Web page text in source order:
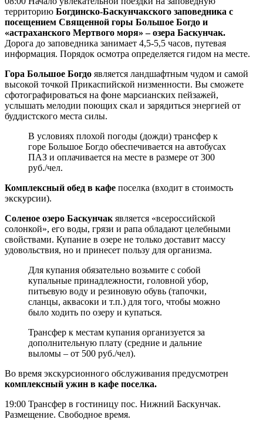
территорию Богдинско-Баскунчакского заповедника с
посещением Священной горы Большое Богдо и
«астраханского Мертвого моря» – озера Баскунчак.
Дорога до заповедника занимает 4,5-5,5 часов, путевая
информация. Порядок осмотра определяется гидом на месте.
Гора Большое Богдо является ландшафтным чудом и самой
высокой точкой Прикаспийской низменности. Вы сможете
сфотографироваться на фоне марсианских пейзажей,
услышать мелодии поющих скал и зарядиться энергией от
буддистского места силы.
В условиях плохой погоды (дожди) трансфер к
горе Большое Богдо обеспечивается на автобусах
ПАЗ и оплачивается на месте в размере от 300
руб./чел.
Комплексный обед в кафе поселка (входит в стоимость
экскурсии).
Соленое озеро Баскунчак является «всероссийской
солонкой», его воды, грязи и рапа обладают целебными
свойствами. Купание в озере не только доставит массу
удовольствия, но и принесет пользу для организма.
Для купания обязательно возьмите с собой
купальные принадлежности, головной убор,
питьевую воду и резиновую обувь (тапочки,
сланцы, аквасоки и т.п.) для того, чтобы можно
было ходить по озеру и купаться.
Трансфер к местам купания организуется за
дополнительную плату (средние и дальние
выломы – от 500 руб./чел).
Во время экскурсионного обслуживания предусмотрен
комплексный ужин в кафе поселка.
19:00 Трансфер в гостиницу пос. Нижний Баскунчак.
Размещение. Свободное время.